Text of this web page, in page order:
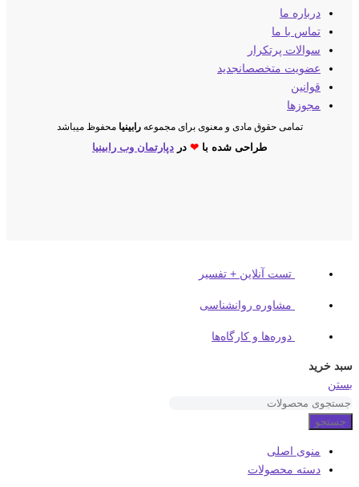
درباره ما
تماس با ما
سوالات پرتکرار
عضویت متخصصانجدید
قوانین
مجوزها
تمامی حقوق مادی و معنوی برای مجموعهرابینیا محفوظ میباشد
طراحی شده با ❤ در دپارتمان وب رابینیا​​
تست آنلاین + تفسیر
مشاوره روانشناسی
دوره‌ها و کارگاه‌ها
سبد خرید
بستن
جستجو
منوی اصلی
دسته محصولات